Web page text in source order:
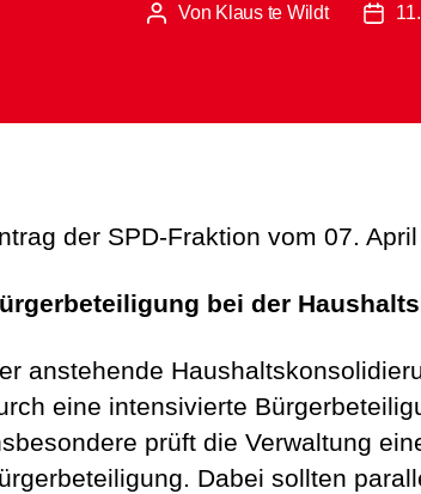
Beitragsautor
Von Klaus te Wildt
der SPD-Fraktion vom 07.
bei der
anstehende
eine intensivierte
prüft die Verwaltung
Dabei sollten